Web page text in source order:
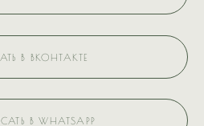
В ВКОНТАКТЕ
В WHATSAPP